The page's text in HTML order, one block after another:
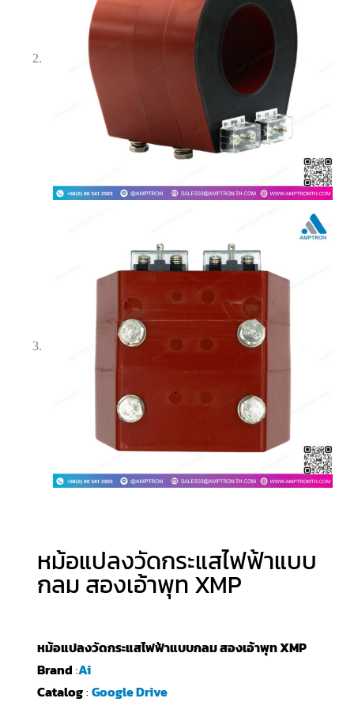
หม้อแปลงวัดกระแสไฟฟ้าแบบ
กลม สองเอ้าพุท XMP
หม้อแปลงวัดกระแสไฟฟ้าแบบกลม สองเอ้าพุท XMP
Brand :Ai
Catalog: Google Drive